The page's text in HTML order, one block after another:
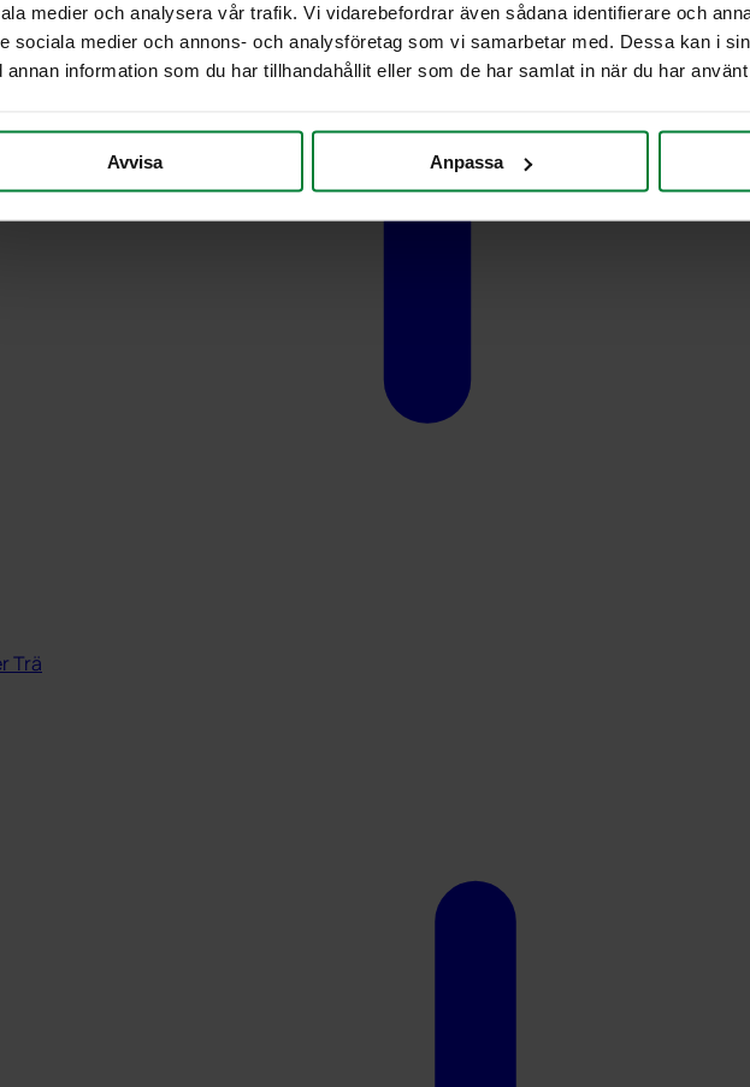
medier och analysera vår trafik. Vi vidarebefordrar även sådana identifierare och
sociala medier och annons- och analysföretag som vi samarbetar med. Dessa kan i
annan information som du har tillhandahållit eller som de har samlat in när du har
Avvisa Anpassa
Trä